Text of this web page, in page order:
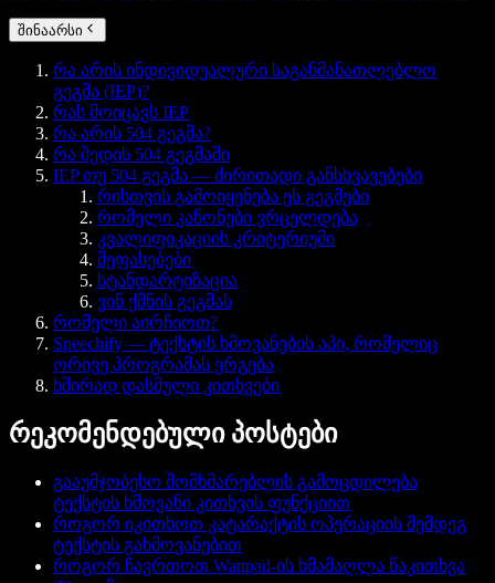
შინაარსი
რა არის ინდივიდუალური საგანმანათლებლო
გეგმა (IEP)?
რას მოიცავს IEP
რა არის 504 გეგმა?
რა შედის 504 გეგმაში
IEP თუ 504 გეგმა — ძირითადი განსხვავებები
რისთვის გამოიყენება ეს გეგმები
რომელი კანონები ვრცელდება
კვალიფიკაციის კრიტერიუმი
შეფასებები
სტანდარტიზაცია
ვინ ქმნის გეგმას
რომელი აირჩიოთ?
Speechify — ტექსტის ხმოვანების აპი, რომელიც
ორივე პროგრამას ერგება
ხშირად დასმული კითხვები
რეკომენდებული პოსტები
გააუმჯობესო მომხმარებლის გამოცდილება
ტექსტის ხმოვანი კითხვის ფუნქციით
როგორ იკითხოთ კატარაქტის ოპერაციის შემდეგ
ტექსტის გახმოვანებით
როგორ ჩავრთოთ Wattpad-ის ხმამაღლა წაკითხვა